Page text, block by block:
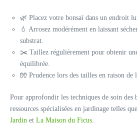
🌿 Placez votre bonsaï dans un endroit
💧 Arrosez modérément en laissant
substrat.
✂️ Taillez régulièrement pour obtenir
équilibrée.
🧤 Prudence lors des tailles en raison de
Pour approfondir les techniques de soin des
ressources spécialisées en jardinage telles
Jardin et La Maison du Ficus.